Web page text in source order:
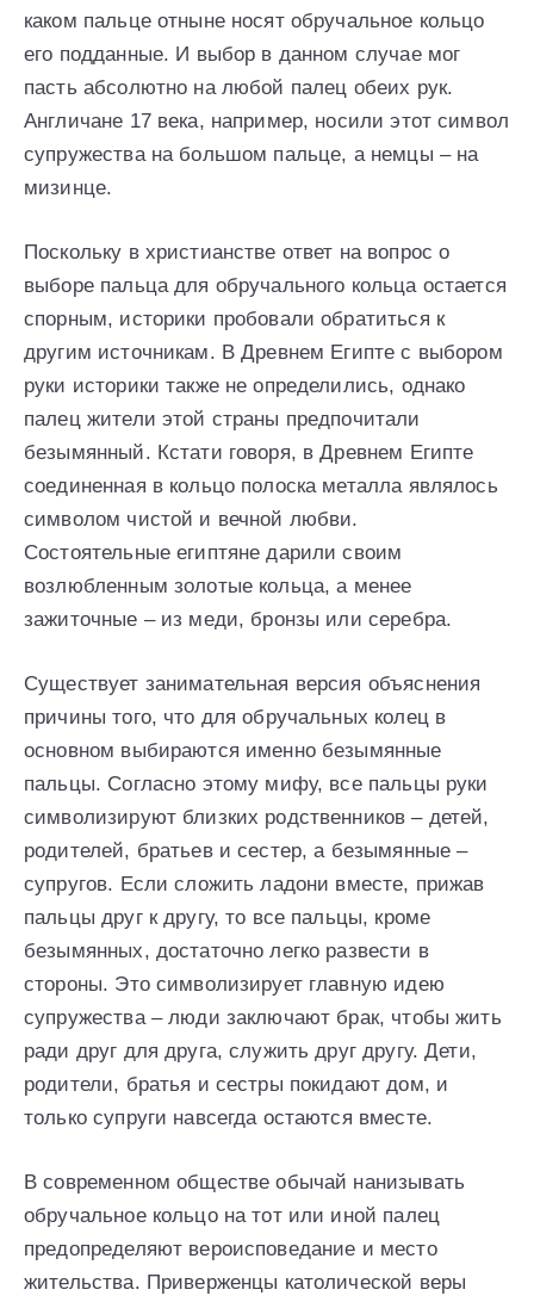
каком пальце отныне носят обручальное кольцо
его подданные. И выбор в данном случае мог
пасть абсолютно на любой палец обеих рук.
Англичане 17 века, например, носили этот символ
супружества на большом пальце, а немцы – на
мизинце.
Поскольку в христианстве ответ на вопрос о
выборе пальца для обручального кольца остается
спорным, историки пробовали обратиться к
другим источникам. В Древнем Египте с выбором
руки историки также не определились, однако
палец жители этой страны предпочитали
безымянный. Кстати говоря, в Древнем Египте
соединенная в кольцо полоска металла являлось
символом чистой и вечной любви.
Состоятельные египтяне дарили своим
возлюбленным золотые кольца, а менее
зажиточные – из меди, бронзы или серебра.
Существует занимательная версия объяснения
причины того, что для обручальных колец в
основном выбираются именно безымянные
пальцы. Согласно этому мифу, все пальцы руки
символизируют близких родственников – детей,
родителей, братьев и сестер, а безымянные –
супругов. Если сложить ладони вместе, прижав
пальцы друг к другу, то все пальцы, кроме
безымянных, достаточно легко развести в
стороны. Это символизирует главную идею
супружества – люди заключают брак, чтобы жить
ради друг для друга, служить друг другу. Дети,
родители, братья и сестры покидают дом, и
только супруги навсегда остаются вместе.
В современном обществе обычай нанизывать
обручальное кольцо на тот или иной палец
предопределяют вероисповедание и место
жительства. Приверженцы католической веры